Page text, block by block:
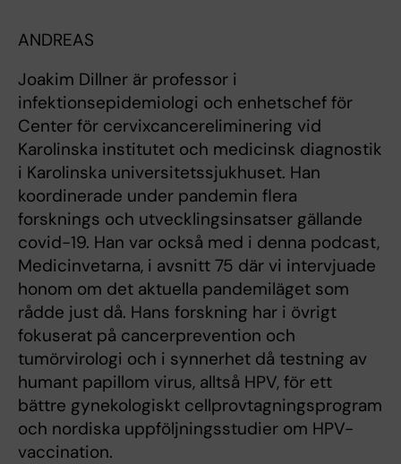
ANDREAS
Joakim Dillner är professor i
infektionsepidemiologi och enhetschef för
Center för cervixcancereliminering vid
Karolinska institutet och medicinsk diagnostik
i Karolinska universitetssjukhuset. Han
koordinerade under pandemin flera
forsknings och utvecklingsinsatser gällande
covid-19. Han var också med i denna podcast,
Medicinvetarna, i avsnitt 75 där vi intervjuade
honom om det aktuella pandemiläget som
rådde just då. Hans forskning har i övrigt
fokuserat på cancerprevention och
tumörvirologi och i synnerhet då testning av
humant papillom virus, alltså HPV, för ett
bättre gynekologiskt cellprovtagningsprogram
och nordiska uppföljningsstudier om HPV-
vaccination.